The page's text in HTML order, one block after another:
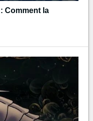
Comment la